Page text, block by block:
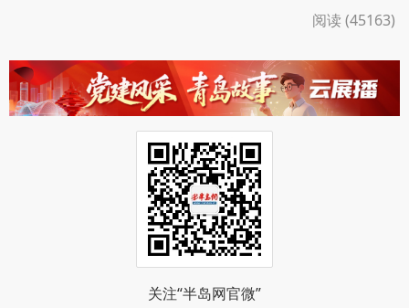
阅读 (45163)
关注“半岛网官微”